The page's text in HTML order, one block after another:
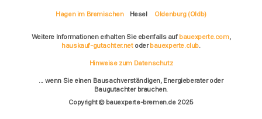
Hagen im Bremischen Hesel Oldenburg (Oldb)
Weitere Informationen erhalten Sie ebenfalls auf bauexperte.com,
hauskauf-gutachter.netoderbauexperte.club.
Hinweise zum Datenschutz
... wenn Sie einen Bausachverständigen, Energieberater oder
Baugutachter brauchen.
Copyright © bauexperte-bremen.de 2025